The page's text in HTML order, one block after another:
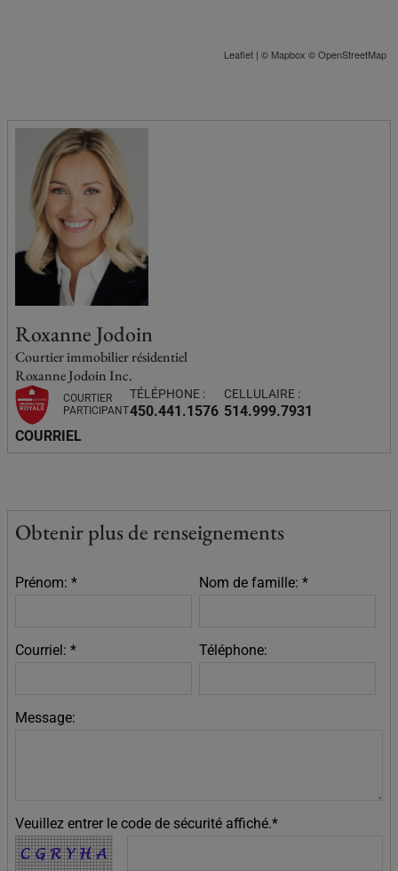
Leaflet | © Mapbox ©OpenStreetMap
Roxanne Jodoin
Courtier immobilier résidentiel
Roxanne Jodoin Inc.
COURTIER
PARTICIPANT
TÉLÉPHONE :
450.441.1576
CELLULAIRE :
514.999.7931
COURRIEL
Obtenir plus de renseignements
Prénom: * Nom de famille: *
Courriel: * Téléphone:
Message:
Veuillez entrer le code de sécurité affiché.*